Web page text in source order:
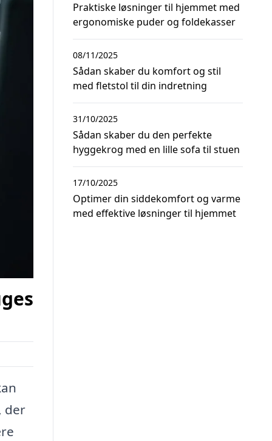
der
Praktiske løsninger til hjemmet med
ergonomiske puder og foldekasser
Sådan skaber du komfort og stil
med fletstol til din indretning
08/11/2025
Sådan skaber du den perfekte
hyggekrog med en lille sofa til stuen
31/10/2025
Optimer din siddekomfort og varme
med effektive løsninger til hjemmet
17/10/2025